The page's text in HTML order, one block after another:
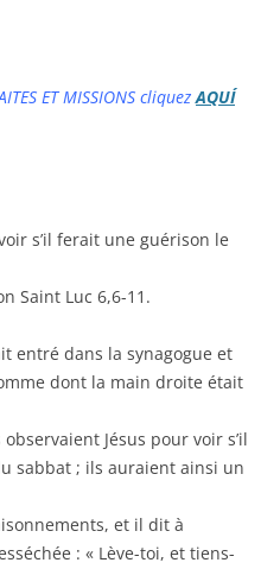
ET MISSIONS cliquezAQUÍ
s’il ferait une guérison le
Saint Luc 6,6-11.
entré dans la synagogue et
dont la main droite était
Jésus pour voir s’il
sabbat ; ils auraient ainsi un
et il dit à
: « Lève-toi, et tiens-